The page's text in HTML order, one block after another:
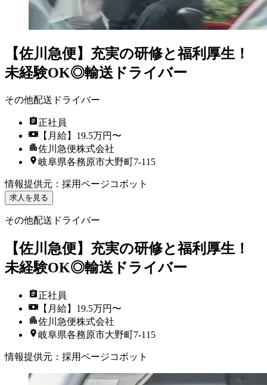
【佐川急便】充実の研修と福利厚生！
未経験OK◎輸送ドライバー
その他配送ドライバー
正社員
【月給】19.5万円〜
佐川急便株式会社
岐阜県各務原市大野町7-115
情報提供元 ： 採用ページコボット
求人を見る
その他配送ドライバー
【佐川急便】充実の研修と福利厚生！
未経験OK◎輸送ドライバー
正社員
【月給】19.5万円〜
佐川急便株式会社
岐阜県各務原市大野町7-115
情報提供元 ： 採用ページコボット